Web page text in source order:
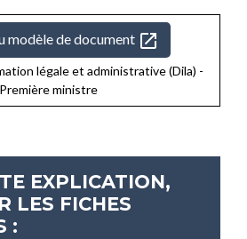
modèle de document open_in_new
légale et administrative (Dila) -
Première ministre
EXPLICATION,
LES FICHES
: